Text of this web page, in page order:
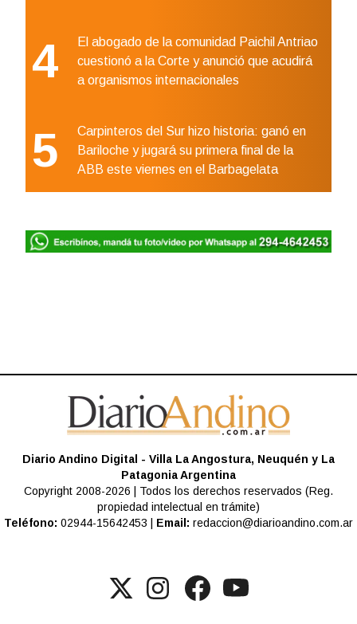
4
El abogado de la comunidad Paichil Antriao
cuestionó a la Corte y anunció que acudirá
a organismos internacionales
5
Carpinteros del Sur hizo historia: ganó en
Bariloche y jugará su primera final de la
ABB este viernes en el Barbagelata
Diario Andino Digital - Villa La Angostura, Neuquén y La
Patagonia Argentina
Copyright 2008-2026 | Todos los derechos reservados (Reg.
propiedad intelectual en trámite)
Teléfono: 02944-15642453 | Email: redaccion@diarioandino.com.ar